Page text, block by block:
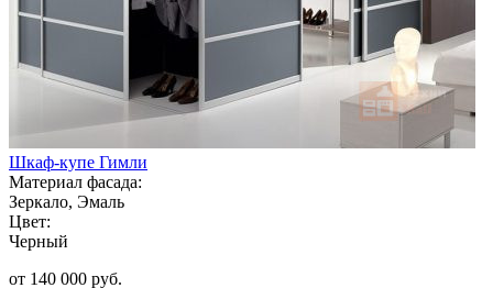
Шкаф-купе Гимли
Материал фасада:
Зеркало, Эмаль
Цвет:
Черный
от 140 000 руб.